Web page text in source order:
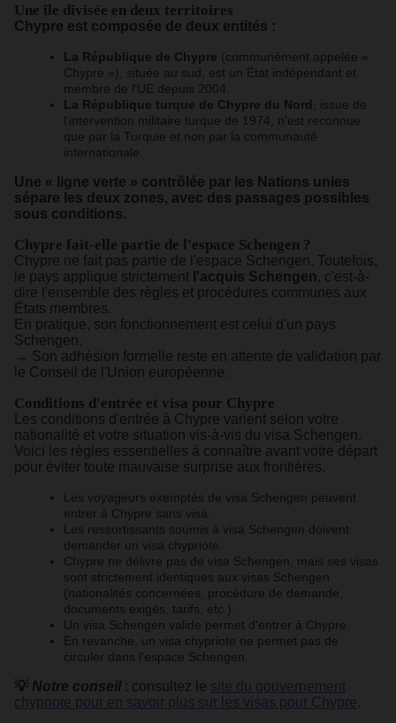
Une île divisée en deux territoires
Chypre est composée de deux entités :
La République de Chypre (communément appelée «
Chypre »), située au sud, est un État indépendant et
membre de l'UE depuis 2004.
La République turque de Chypre du Nord
, issue de
l'intervention militaire turque de 1974, n'est reconnue
que par la Turquie et non par la communauté
internationale.
Une « ligne verte » contrôlée par les Nations unies
sépare les deux zones, avec des passages possibles
sous conditions.
Chypre fait-elle partie de l'espace Schengen ?
Chypre ne fait pas partie de l'espace Schengen. Toutefois,
le pays applique strictement l'acquis Schengen, c'est-à-
dire l'ensemble des règles et procédures communes aux
États membres.
En pratique, son fonctionnement est celui d'un pays
Schengen.
→ Son adhésion formelle reste en attente de validation par
le Conseil de l'Union européenne.
Conditions d'entrée et visa pour Chypre
Les conditions d'entrée à Chypre varient selon votre
nationalité et votre situation vis-à-vis du visa Schengen.
Voici les règles essentielles à connaître avant votre départ
pour éviter toute mauvaise surprise aux frontières.
Les voyageurs exemptés de visa Schengen peuvent
entrer à Chypre sans visa.
Les ressortissants soumis à visa Schengen doivent
demander un visa chypriote.
Chypre ne délivre pas de visa Schengen, mais ses visas
sont strictement identiques aux visas Schengen
(nationalités concernées, procédure de demande,
documents exigés, tarifs, etc.).
Un visa Schengen valide permet d'entrer à Chypre.
En revanche, un visa chypriote ne permet pas de
circuler dans l'espace Schengen.
💡 Notre conseil : consultez le site du gouvernement
chypriote pour en savoir plus sur les visas pour Chypre.